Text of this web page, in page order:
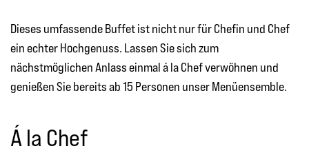
Dieses umfassende Buffet ist nicht nur für Chefin und Chef
ein echter Hochgenuss. Lassen Sie sich zum
nächstmöglichen Anlass einmal á la Chef verwöhnen und
genießen Sie bereits ab 15 Personen unser Menüensemble.
Á la Chef